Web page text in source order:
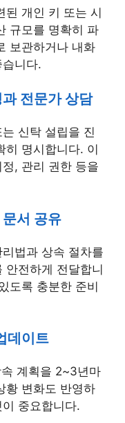
된 개인 키 또는 시
규모를 명확히 파
보관하거나 내화
니다.
전문가 상담
신탁 설립을 진
히 명시합니다. 이
, 관리 권한 등을
서 공유
법과 상속 절차를
안전하게 전달합니
도록 충분한 준비
데이트
계획을 2~3년마
황 변화도 반영하
중요합니다.